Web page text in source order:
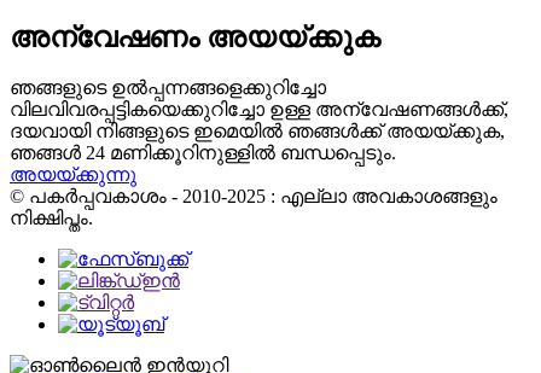
അന്വേഷണം അയയ്ക്കുക
ഞങ്ങളുടെ ഉൽപ്പന്നങ്ങളെക്കുറിച്ചോ
വിലവിവരപ്പട്ടികയെക്കുറിച്ചോ ഉള്ള അന്വേഷണങ്ങൾക്ക്,
ദയവായി നിങ്ങളുടെ ഇമെയിൽ ഞങ്ങൾക്ക് അയയ്ക്കുക,
ഞങ്ങൾ 24 മണിക്കൂറിനുള്ളിൽ ബന്ധപ്പെടും.
അയയ്ക്കുന്നു
© പകർപ്പവകാശം - 2010-2025 : എല്ലാ അവകാശങ്ങളും
നിക്ഷിപ്തം.